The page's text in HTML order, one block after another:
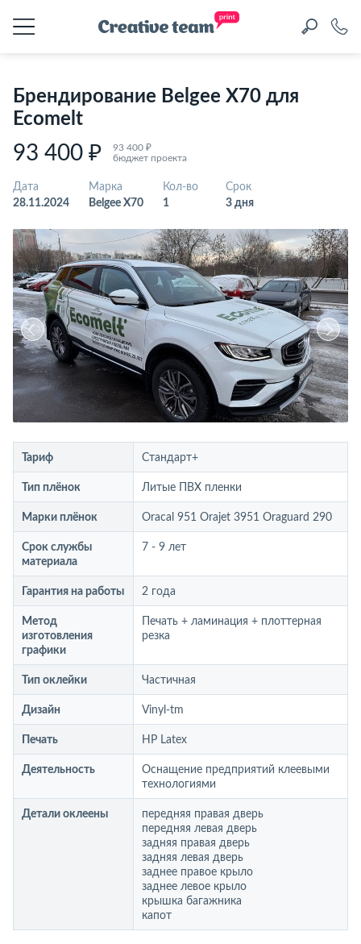
Брендирование Belgee X70 для
Ecomelt
93 400 ₽
93 400 ₽
бюджет проекта
Дата
28.11.2024
Марка
Belgee X70
Кол-во
1
Срок
3 дня
Тариф Стандарт+
Тип плёнок Литые ПВХ пленки
Марки плёнок Oracal 951 Orajet 3951 Oraguard 290
Срок службы
материала
7 - 9 лет
Гарантия на работы 2 года
Метод
изготовления
графики
Печать + ламинация + плоттерная
резка
Тип оклейки Частичная
Дизайн Vinyl-tm
Печать HP Latex
Деятельность
Оснащение предприятий клеевыми
технологиями
Детали оклеены
передняя правая дверь
передняя левая дверь
задняя правая дверь
задняя левая дверь
заднее правое крыло
заднее левое крыло
крышка багажника
капот